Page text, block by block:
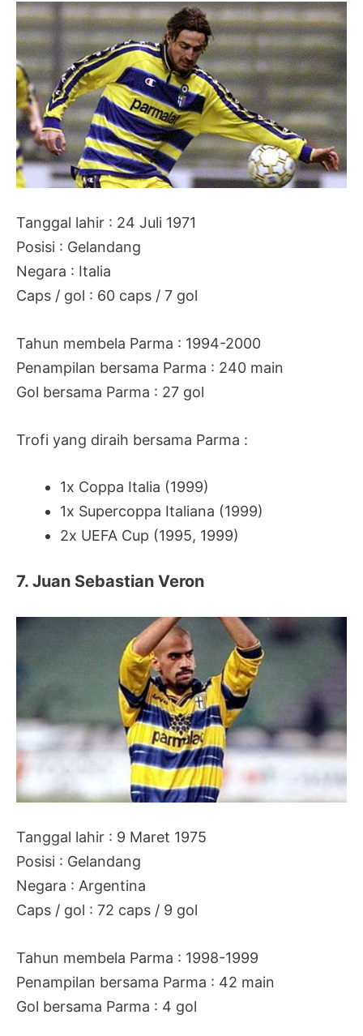
Tanggal lahir : 24 Juli 1971
Posisi : Gelandang
Negara : Italia
Caps / gol : 60 caps / 7 gol
Tahun membela Parma : 1994-2000
Penampilan bersama Parma : 240 main
Gol bersama Parma : 27 gol
Trofi yang diraih bersama Parma :
1x Coppa Italia (1999)
1x Supercoppa Italiana (1999)
2x UEFA Cup (1995, 1999)
7. Juan Sebastian Veron
Tanggal lahir : 9 Maret 1975
Posisi : Gelandang
Negara : Argentina
Caps / gol : 72 caps / 9 gol
Tahun membela Parma : 1998-1999
Penampilan bersama Parma : 42 main
Gol bersama Parma : 4 gol